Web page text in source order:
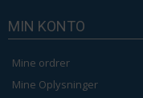
MIN KONTO
Mine ordrer
Mine Oplysninger